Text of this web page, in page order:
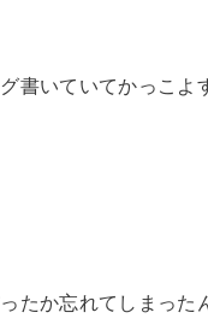
書いていてかっこよ
たか忘れてしまった